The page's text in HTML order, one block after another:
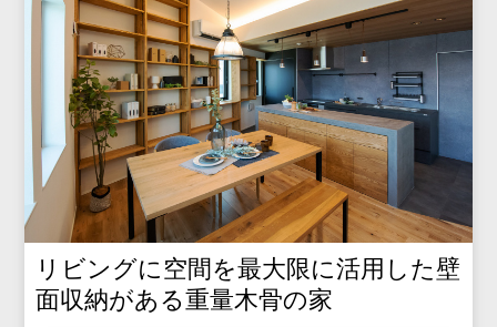
リビングに空間を最大限に活用した壁
面収納がある重量木骨の家